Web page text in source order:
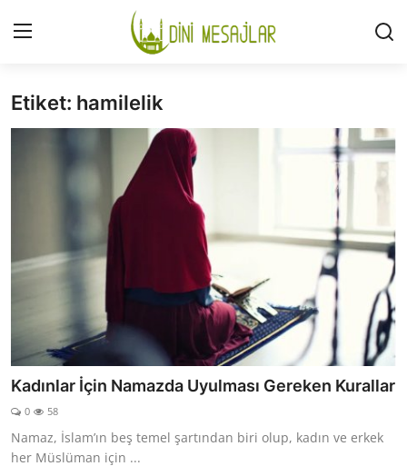
Giriş
GÜNDEM
HAKKIMIZDA
DESTEKLİYORUM
SURELER
NAMAZ
DUALAR
KİMDİR?
Etiket: hamilelik
Kadınlar İçin Namazda Uyulması Gereken Kurallar
0 58
Namaz, İslam’ın beş temel şartından biri olup, kadın ve erkek
her Müslüman için ...